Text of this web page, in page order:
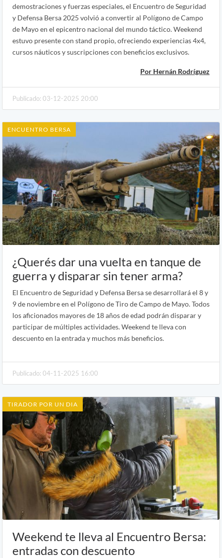
demostraciones y fuerzas especiales, el Encuentro de Seguridad
y Defensa Bersa 2025 volvió a convertir al Polígono de Campo
de Mayo en el epicentro nacional del mundo táctico. Weekend
estuvo presente con stand propio, ofreciendo experiencias 4x4,
cursos náuticos y suscripciones con beneficios exclusivos.
Por Hernán Rodríguez
Publicado: 03-12-2025 20:00
ENCUENTRO BERSA
¿Querés dar una vuelta en tanque de
guerra y disparar sin tener arma?
El Encuentro de Seguridad y Defensa Bersa se desarrollará el 8 y
9 de noviembre en el Polígono de Tiro de Campo de Mayo. Todos
los aficionados mayores de 18 años de edad podrán disparar y
participar de múltiples actividades. Weekend te lleva con
descuento en la entrada y muchos más beneficios.
Publicado: 04-11-2025 16:00
TIRADOR POR UN DIA
Weekend te lleva al Encuentro Bersa:
entradas con descuento